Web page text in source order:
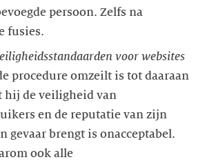
persoon. Zelfs na
procedure omzeilt is tot daaraan
hij de veiligheid van
en de reputatie van zijn
gevaar brengt is onacceptabel.
ook alle